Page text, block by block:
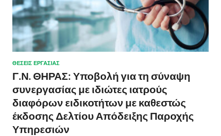
ΘΈΣΕΙΣ ΕΡΓΑΣΊΑΣ
Γ.Ν. ΘΗΡΑΣ: Υποβολή για τη σύναψη
συνεργασίας με ιδιώτες ιατρούς
διαφόρων ειδικοτήτων με καθεστώς
έκδοσης Δελτίου Απόδειξης Παροχής
Υπηρεσιών